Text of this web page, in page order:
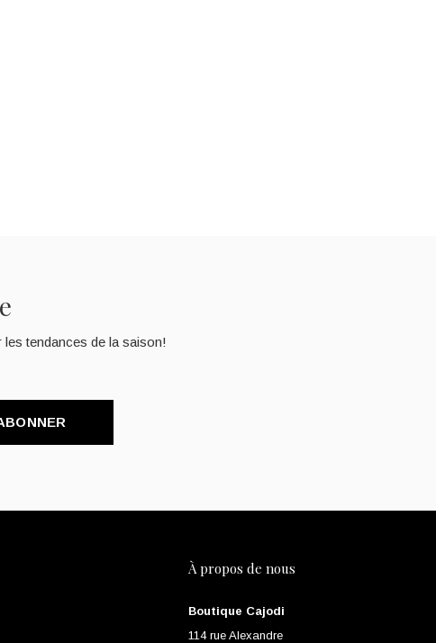
tendances de la saison!
À propos de nous
Boutique Cajodi
114 rue Alexandre